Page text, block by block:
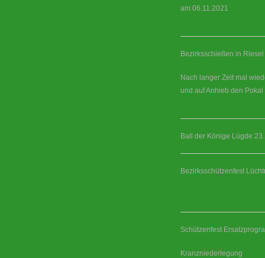
am 06.11.2021
Bezirksschießen in
Nach langer Zeit mal
und auf Anhieb den
Ball der Könige Lügde
Bezirksschützenfest
Schützenfest
Kranzniederlegung